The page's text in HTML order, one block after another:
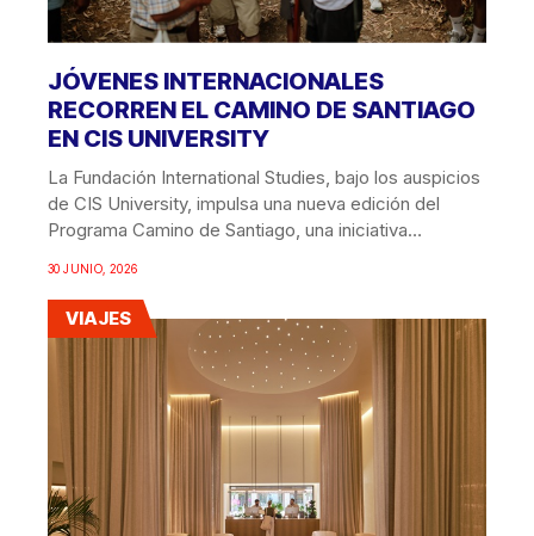
JÓVENES INTERNACIONALES
RECORREN EL CAMINO DE SANTIAGO
EN CIS UNIVERSITY
La Fundación International Studies, bajo los auspicios
de CIS University, impulsa una nueva edición del
Programa Camino de Santiago, una iniciativa
30 JUNIO, 2026
VIAJES